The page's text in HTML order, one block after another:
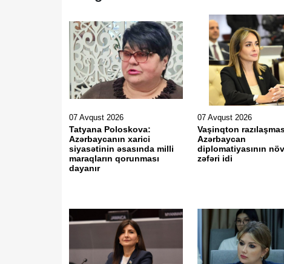
07 Avqust 2026
Tatyana Poloskova:
Azərbaycanın xarici
siyasətinin əsasında milli
maraqların qorunması
dayanır
07 Avqust 2026
Vaşinqton
Azərbaycan
diplomatiyasının
zəfəri idi